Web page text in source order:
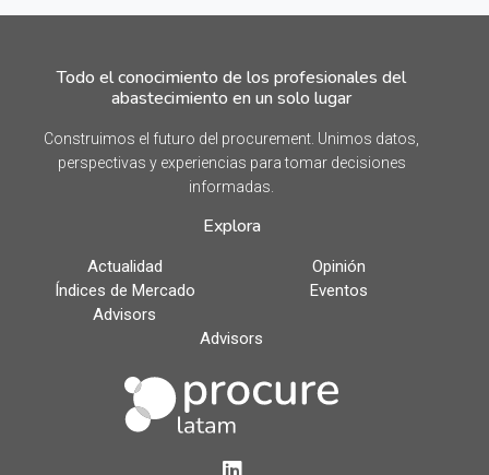
Todo el conocimiento de los profesionales del
abastecimiento en un solo lugar
Construimos el futuro del procurement. Unimos datos,
perspectivas y experiencias para tomar decisiones
informadas.
Explora
Actualidad
Opinión
Índices de Mercado
Eventos
Advisors
Advisors
LinkedIn